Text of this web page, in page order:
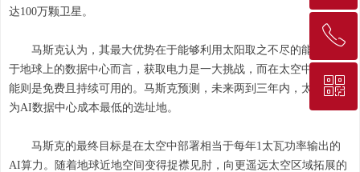
达100万颗卫星。
马斯克认为，其最大优势在于能够利用太阳取之不尽的能量。对
于地球上的数据中心而言，获取电力是一大挑战，而在太空中，太阳
能则是免费且持续可用的。马斯克预测，未来两到三年内，太空将成
为AI数据中心成本最低的选址地。
马斯克的最终目标是在太空中部署相当于每年1太瓦功率输出的
AI算力。随着地球近地空间变得捉襟见肘，向更遥远太空区域拓展的
回到顶部
ꂅ
010-68207275
ꀥ